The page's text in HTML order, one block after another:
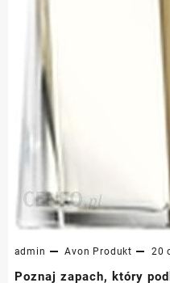
admin Avon Produkt 20
Poznaj zapach, który